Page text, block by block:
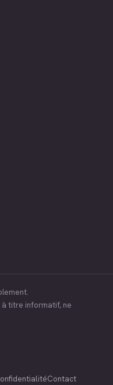
titre informatif, ne
Contact